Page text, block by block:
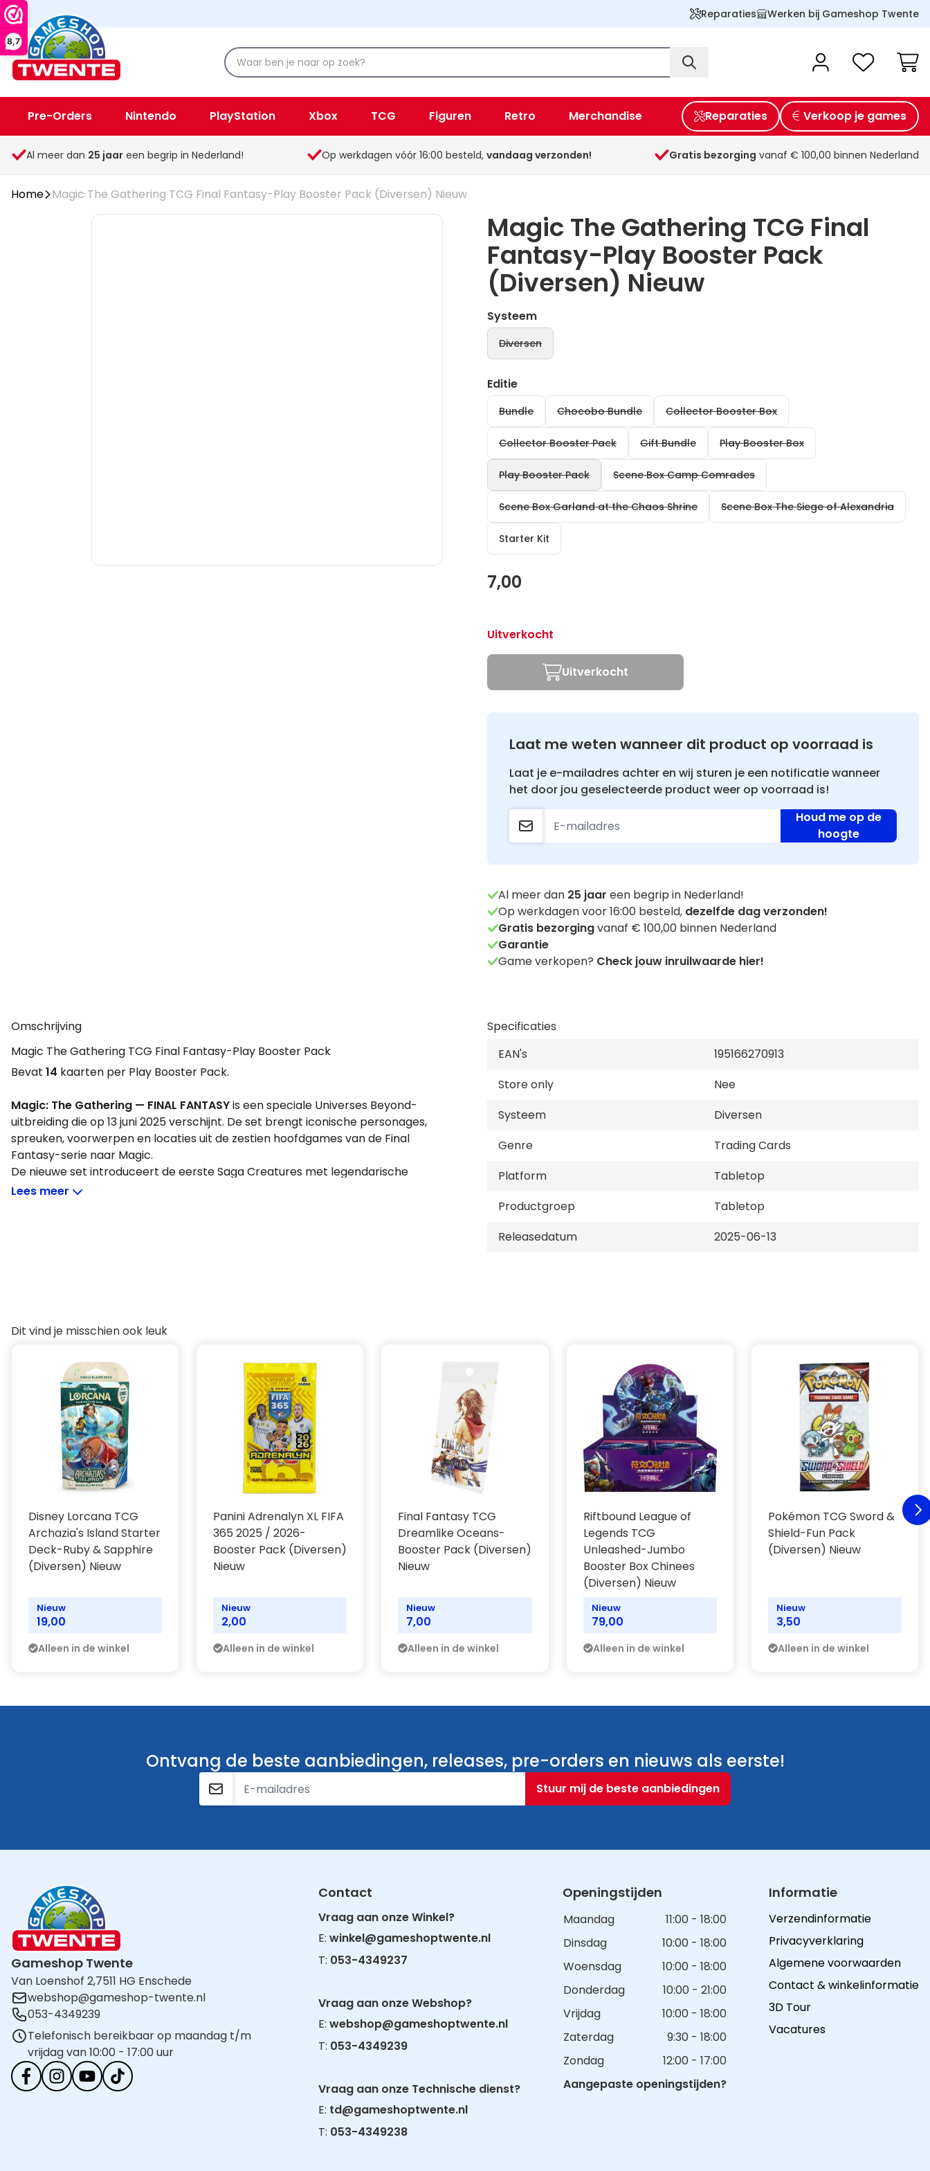
8,7
Reparaties Werken bij Gameshop Twente
Pre-Orders Nintendo PlayStation Xbox TCG Figuren Retro Merchandise
Spellen & Speelgoed Overige
Reparaties Verkoop je games
Al meer dan 25 jaar een begrip in Nederland! Op werkdagen vóór 16:00 besteld, vandaag verzonden! Gratis bezorging vanaf € 100,00 binnen Nederland
Home Magic The Gathering TCG Final Fantasy-Play Booster Pack (Diversen) Nieuw
Magic The Gathering TCG Final
Fantasy-Play Booster Pack
(Diversen) Nieuw
Systeem
Diversen
Editie
Bundle Chocobo Bundle Collector Booster Box
Collector Booster Pack Gift Bundle Play Booster Box
Play Booster Pack Scene Box Camp Comrades
Scene Box Garland at the Chaos Shrine Scene Box The Siege of Alexandria
Starter Kit
7,00
Uitverkocht
Uitverkocht
Laat me weten wanneer dit product op voorraad is
Laat je e-mailadres achter en wij sturen je een notificatie wanneer
het door jou geselecteerde product weer op voorraad is!
Houd me op de
hoogte
Al meer dan 25 jaar een begrip in Nederland!
Op werkdagen voor 16:00 besteld, dezelfde dag verzonden!
Gratis bezorgingvanaf € 100,00 binnen Nederland
Garantie
Game verkopen? Check jouw inruilwaarde hier!
Omschrijving
Magic The Gathering TCG Final Fantasy-Play Booster Pack
Bevat 14 kaarten per Play Booster Pack.
Magic: The Gathering — FINAL FANTASYis een speciale Universes Beyond-
uitbreiding die op 13 juni 2025 verschijnt. De set brengt iconische personages,
spreuken, voorwerpen en locaties uit de zestien hoofdgames van de Final
Fantasy-serie naar Magic.
De nieuwe set introduceert de eerste Saga Creatures met legendarische
summons zoals Shiva, Bahamut en Valigarmanda en Doublé-face kaarten die
geïntegreerd in bestaande construct formats
Artwork & Nostalgie
De set bevat de grootste verzameling Final Fantasy-artwork ooit in één Magic-
uitgave. Met zowel nieuw getekende beelden als klassieke ontwerpen van
bekende Final Fantasy-artiesten als Yoshitaka Amano en Tetsuya Nomura zijn
verwerkt in kaarten als Moogle Merchant, Cecil en andere epische momenten
uit de serie krijgen vertaling naar kaartmechanieken, zoals Lightning’s stagger
of Cid'’s 15 versies.
Lees meer
Specificaties
EAN's
195166270913
Store only
Nee
Systeem
Diversen
Genre
Trading Cards
Platform
Tabletop
Productgroep
Tabletop
Releasedatum
2025-06-13
Dit vind je misschien ook leuk
Disney Lorcana TCG
Archazia's Island Starter
Deck-Ruby & Sapphire
(Diversen) Nieuw
Nieuw
19,00
Alleen in de winkel
Panini Adrenalyn XL FIFA
365 2025 / 2026-
Booster Pack (Diversen)
Nieuw
Nieuw
2,00
Alleen in de winkel
Final Fantasy TCG
Dreamlike Oceans-
Booster Pack (Diversen)
Nieuw
Nieuw
7,00
Alleen in de winkel
Riftbound League of
Legends TCG
Unleashed-Jumbo
Booster Box Chinees
(Diversen) Nieuw
Nieuw
79,00
Alleen in de winkel
Pokémon TCG Sword &
Shield-Fun Pack
(Diversen) Nieuw
Nieuw
3,50
Alleen in de winkel
Ontvang de beste aanbiedingen, releases, pre-orders en nieuws als eerste!
E-mailadres
Stuur mij de beste aanbiedingen
Gameshop Twente
Van Loenshof 2,7511 HG Enschede
webshop@gameshop-twente.nl
053-4349239
Telefonisch bereikbaar op maandag t/m
vrijdag van 10:00 - 17:00 uur
Contact
Vraag aan onze Winkel?
E:winkel@gameshoptwente.nl
T: 053-4349237
Vraag aan onze Webshop?
E:webshop@gameshoptwente.nl
T: 053-4349239
Vraag aan onze Technische dienst?
E: td@gameshoptwente.nl
T: 053-4349238
Openingstijden
Maandag
11:00 - 18:00
Dinsdag
10:00 - 18:00
Woensdag
10:00 - 18:00
Donderdag
10:00 - 21:00
Vrijdag
10:00 - 18:00
Zaterdag
9:30 - 18:00
Zondag
12:00 - 17:00
Aangepaste openingstijden?
Informatie
Verzendinformatie
Privacyverklaring
Algemene voorwaarden
Contact & winkelinformatie
3D Tour
Vacatures